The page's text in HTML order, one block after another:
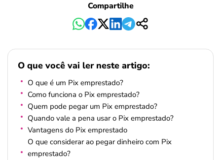
Compartilhe
O que você vai ler neste artigo:
O que é um Pix emprestado?
Como funciona o Pix emprestado?
Quem pode pegar um Pix emprestado?
Quando vale a pena usar o Pix emprestado?
Vantagens do Pix emprestado
O que considerar ao pegar dinheiro com Pix
emprestado?